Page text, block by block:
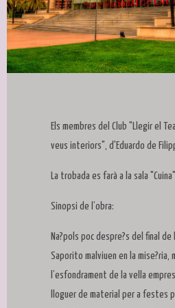
Els membres del Club "Llegir el
veus interiors", d'Eduardo de
La trobada es farà a la sala
Sinopsi de l’obra:
Na?pols poc despre?s del final de
Saporito malviuen en la
l’esfondrament de la vella
lloguer de material per a festes